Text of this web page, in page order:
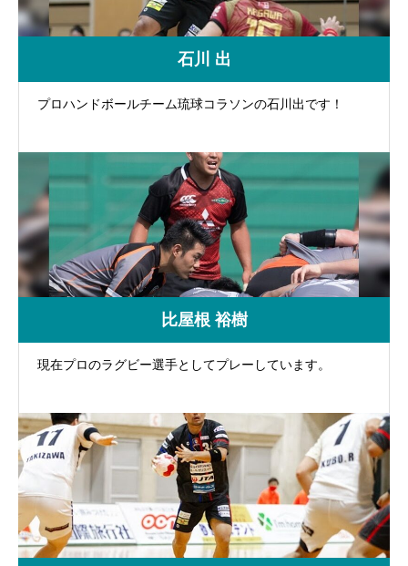
石川 出
プロハンドボールチーム琉球コラソンの石川出です！
比屋根 裕樹
現在プロのラグビー選手としてプレーしています。